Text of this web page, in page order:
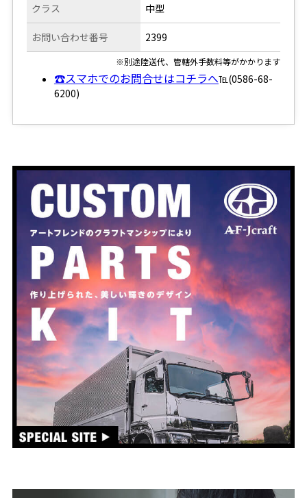
クラス
お問い合わせ番号
中型
2399
※別途陸送代、管轄外手数料等がかかります
☎スマホでのお問合せはコチラへ℡(0586-68-
6200)